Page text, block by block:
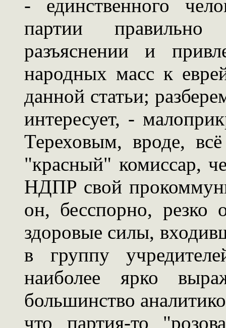
- единственного
партии
разъяснении и
народных масс к
данной статьи;
интересует, -
Тереховым, вроде,
"красный" комиссар,
НДПР свой
он, бесспорно, резко
здоровые силы,
в группу
наиболее ярко
большинство
что партия-то